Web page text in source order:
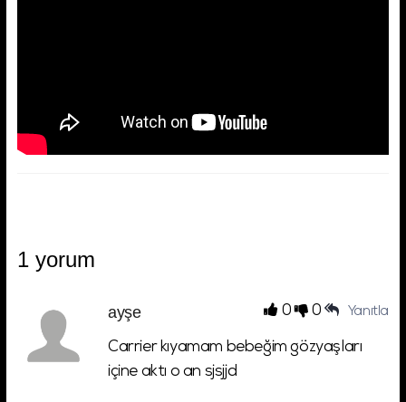
1 yorum
0 0 Yanıtla
ayşe
Carrier kıyamam bebeğim gözyaşları
içine aktı o an sjsjjd